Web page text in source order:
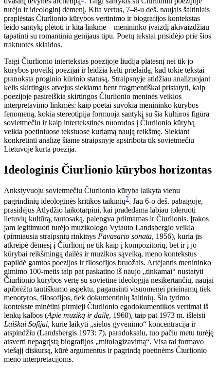
turėjo ir ideologinį dėmenį. Kita vertus, 7–8-u deš. naujais šaltiniais
praplėstas Čiurlionio kūrybos vertinimo ir biografijos kontekstas
leido santykį plėtoti ir kita linkme – menininko įvaizdį akivaizdžiau
tapatinti su romantiniu genijaus tipu. Poetų tekstai prisidėjo prie šios
traktuotės sklaidos.
Taigi Čiurlionio intertekstas poezijoje liudija platesnį nei tik jo
kūrybos poveikį poezijai ir leidžia kelti prielaidą, kad tokie tekstai
pranoksta proginio kūrinio statusą. Straipsnyje atidžiau analizuojant
kelis skirtingus atvejus siekiama bent fragmentiškai pristatyti, kaip
poezijoje pasireiškia skirtingos Čiurlionio meninės veiklos
interpretavimo linkmės: kaip poetai suvokia menininko kūrybos
fenomeną, kokia stereotipija formuoja santykį su šia kultūros figūra
sovietmečiu ir kaip intertekstinės nuorodos į Čiurlionio kūrybą
veikia poetiniuose tekstuose kuriamą naują reikšmę. Siekiant
konkretinti analizę šiame straipsnyje apsiribota tik sovietmečiu
Lietuvoje kurta poezija.
Ideologinis Čiurlionio kūrybos horizontas
Ankstyvuoju sovietmečiu Čiurlionio kūryba laikyta vienu
pagrindinių ideologinės kritikos taikinių7. Jau 6-o deš. pabaigoje,
prasidėjus Atlydžio laikotarpiui, kai pradedama labiau toleruoti
lietuvių kultūrą, tautosaką, palengva priimamas ir Čiurlionis. Įtakos
jam legitimuoti turėjo muzikologo Vytauto Landsbergio veikla
(pirmiausia straipsnių rinkinys Pavasario sonata, 1956), kuria jis
atkreipė dėmesį į Čiurlionį ne tik kaip į kompozitorių, bet ir į jo
kūrybai reikšmingą dailės ir muzikos sąveiką, meno kontekstus
papildė gamtos poezijos ir filosofijos bruožais. Artėjantis menininko
gimimo 100-metis taip pat paskatino iš naujo „tinkamai“ nustatyti
Čiurlionio kūrybos vertę su sovietine ideologija nesikertančiu, naujai
apibrėžtu tautiškumo aspektu, pagausinti visuomenei prieinamų tiek
menotyros, filosofijos, tiek dokumentinių šaltinių. Šio tyrimo
kontekste minėtini pirmieji Čiurlionio egodokumentikos vertimai iš
lenkų kalbos (Apie muziką ir dailę, 1960), taip pat 1973 m. išleisti
Laiškai Sofijai, kurie laikyti „sielos gyvenimo“ koncentracija ir
atspindžiu (Landsbergis 1973: 7), paradoksalu, tuo pačiu metu turėję
atsverti nepagrįstą biografijos „mitologizavimą“. Visa tai formavo
viešąjį diskursą, kūrė argumentus ir pagrindą poetinėms Čiurlionio
meno interpretacijoms.